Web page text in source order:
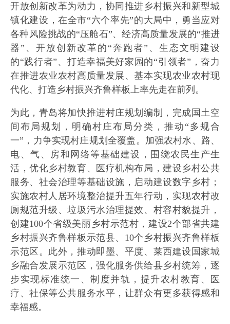
开放创新改革为动力，协同推进乡村振兴和新型城
镇化建设，在全市“六个率先”的大局中，勇当应对
各种风险挑战的“压舱石”、经济高质量发展的“推进
器”、开放创新改革的“奔跑者”、生态文明建设
的“践行者”、打造幸福美好家园的“引领者”，奋力
在推进农业农村高质量发展、基本实现农业农村现
代化、打造乡村振兴齐鲁样板上率先走在前列。
为此，青岛将加快推进村庄规划编制，完成国土空
间布局规划，明确村庄布局分类，推动“多规合
一”，力争实现村庄规划全覆盖。加强农村水、路、
电、气、房和网络等基础建设，围绕农民生产生
活，优化乡村教育、医疗机构布局，建设乡村公共
服务、社会治理等基础设施，启动建设数字乡村；
实施农村人居环境整治提升五年行动，实现农村改
厕规范升级、垃圾污水治理提效、村容村貌提升，
创建100个省级美丽乡村示范村，建设2个部省共建
乡村振兴齐鲁样板示范县、10个乡村振兴齐鲁样板
示范区。此外，推动即墨、平度、莱西建设国家城
乡融合发展示范区，强化服务供给县乡村统筹，逐
步实现标准统一、制度并轨，提升农村教育、医
疗、社保等公共服务水平，让群众有更多获得感和
幸福感。